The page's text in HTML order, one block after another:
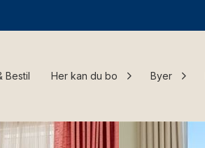
Bestil Her kan du bo Byer